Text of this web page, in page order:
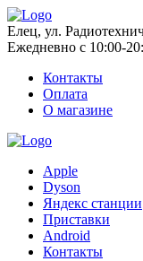
Елец, ул.
Ежедневно с 10:00-
Контакты
Оплата
О магазине
Apple
Dyson
Яндекс станции
Приставки
Android
Контакты